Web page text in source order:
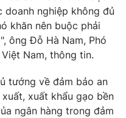
nghiệp không đủ
khăn nên buộc phải
ông Đỗ Hà Nam, Phó
Nam, thông tin.
tướng về đảm bảo an
xuất khẩu gạo bền
ngân hàng trong đảm